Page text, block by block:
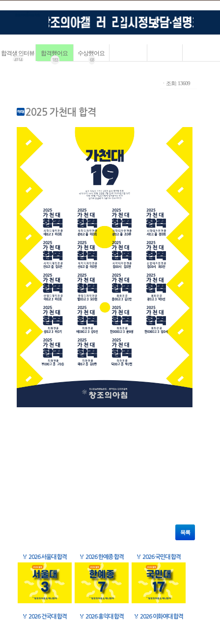
합격생 인터뷰
4114
합격했어요
183
수상했어요
68
ㆍ조회: 13609
2025 가천대 합격
목록
🏅 2026 서울대 합격 🏅 2026 한예종 합격 🏅 2026 국민대 합격
🏅 2026 건국대 합격 🏅 2026 홍익대 합격 🏅 2026 이화여대 합격